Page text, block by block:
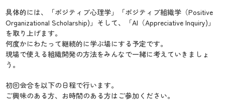
具体的には、「ポジティブ心理学」「ポジティブ組織学（Positive
Organizational Scholarship)」そして、「AI（Appreciative Inquiry)」
を取り上げます。
何度かにわたって継続的に学ぶ場にする予定です。
現場で使える組織開発の方法をみんなで一緒に考えていきましょ
う。
初回会合を以下の日程で行います。
ご興味のある方、お時間のある方はご参加ください。